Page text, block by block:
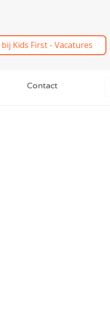
Kids First - Vacatures
Contact